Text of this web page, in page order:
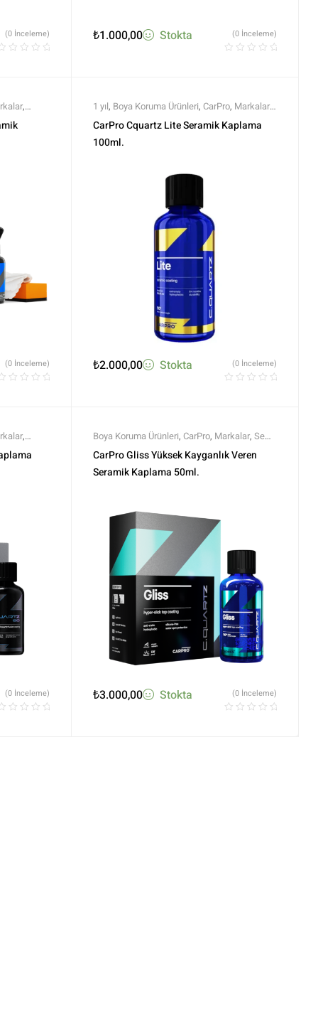
(0 İnceleme) ₺1.000,00 Stokta (0 İnceleme)
,
(0 İnceleme)
1 yıl, Boya Koruma Ürünleri, CarPro, Markalar,
Ömür,Semi Profesyonel Seramikler,Seramik
Boya Koruma
CarPro Cquartz Lite Seramik Kaplama
100ml.
₺2.000,00 Stokta (0 İnceleme)
,
(0 İnceleme)
Boya Koruma Ürünleri, CarPro, Markalar, Semi
Profesyonel Seramikler,Seramik Boya
Koruma,Tüm Ürünler,Tüm Ürünler
CarPro Gliss Yüksek Kayganlık Veren
Seramik Kaplama 50ml.
₺3.000,00 Stokta (0 İnceleme)